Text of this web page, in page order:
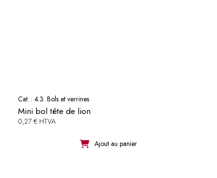
Cat. : 4.3. Bols et verrines
Mini bol tête de lion
0,27 € HTVA
Ajout au panier